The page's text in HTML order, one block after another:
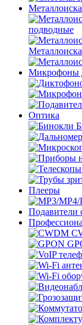
подводные
Микрофоны
Оптика
Плееры
Подавители